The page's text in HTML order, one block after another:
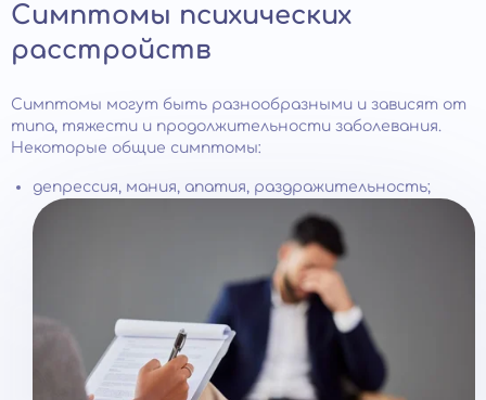
Симптомы психических
расстройств
Симптомы могут быть разнообразными и зависят от
типа, тяжести и продолжительности заболевания.
Некоторые общие симптомы:
депрессия, мания, апатия, раздражительность;